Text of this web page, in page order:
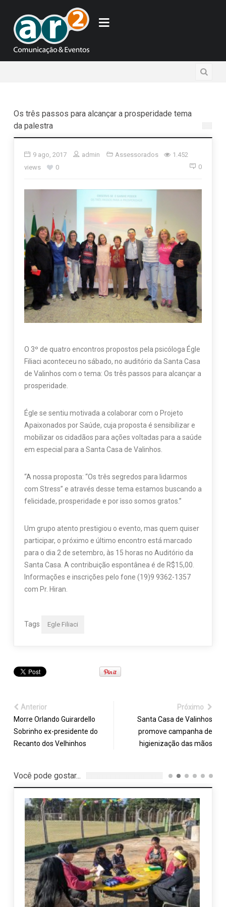
Os três passos para alcançar a prosperidade tema
da palestra
9 ago, 2017 admin Assessorados
1.452
views
0 0
O 3º de quatro encontros propostos pela psicóloga Égle
Filiaci aconteceu no sábado, no auditório da Santa Casa
de Valinhos com o tema: Os três passos para alcançar a
prosperidade.
Égle se sentiu motivada a colaborar com o Projeto
Apaixonados por Saúde, cuja proposta é sensibilizar e
mobilizar os cidadãos para ações voltadas para a saúde
em especial para a Santa Casa de Valinhos.
“A nossa proposta: “Os três segredos para lidarmos
com Stress” e através desse tema estamos buscando a
felicidade, prosperidade e por isso somos gratos.”
Um grupo atento prestigiou o evento, mas quem quiser
participar, o próximo e último encontro está marcado
para o dia 2 de setembro, às 15 horas no Auditório da
Santa Casa. A contribuição espontânea é de R$15,00.
Informações e inscrições pelo fone (19)9 9362-1357
com Pr. Hiran.
Tags Egle Filiaci
Anterior
Morre Orlando Guirardello
Sobrinho ex-presidente do
Recanto dos Velhinhos
Próximo
Santa Casa de Valinhos
promove campanha de
higienização das mãos
Você pode gostar...